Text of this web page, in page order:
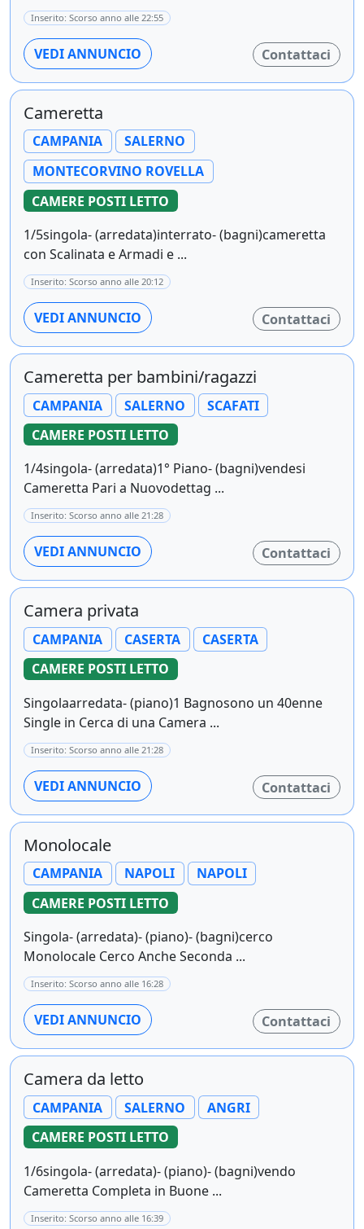
Inserito: Scorso anno alle 22:55
VEDI ANNUNCIO Contattaci
Cameretta
CAMPANIA
SALERNO
MONTECORVINO ROVELLA
CAMERE POSTI LETTO
1/5singola- (arredata)interrato- (bagni)cameretta
con Scalinata e Armadi e ...
Inserito: Scorso anno alle 20:12
VEDI ANNUNCIO Contattaci
Cameretta per bambini/ragazzi
CAMPANIA SALERNO
SCAFATI
CAMERE POSTI LETTO
1/4singola- (arredata)1° Piano- (bagni)vendesi
Cameretta Pari a Nuovodettag ...
Inserito: Scorso anno alle 21:28
VEDI ANNUNCIO Contattaci
Camera privata
CAMPANIA CASERTA
CASERTA
CAMERE POSTI LETTO
Singolaarredata- (piano)1 Bagnosono un 40enne
Single in Cerca di una Camera ...
Inserito: Scorso anno alle 21:28
VEDI ANNUNCIO Contattaci
Monolocale
CAMPANIA NAPOLI
NAPOLI
CAMERE POSTI LETTO
Singola- (arredata)- (piano)- (bagni)cerco
Monolocale Cerco Anche Seconda ...
Inserito: Scorso anno alle 16:28
VEDI ANNUNCIO Contattaci
Camera da letto
CAMPANIA SALERNO
ANGRI
CAMERE POSTI LETTO
1/6singola- (arredata)- (piano)- (bagni)vendo
Cameretta Completa in Buone ...
Inserito: Scorso anno alle 16:39